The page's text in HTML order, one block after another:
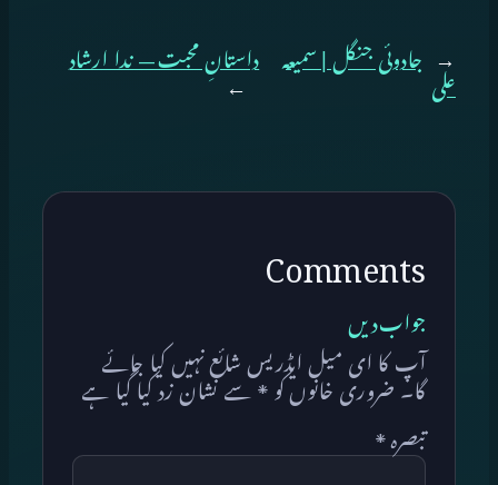
←
جادوئی جنگل | سمیعہ
علی
داستانِ محبت — ندا ارشاد
→
Comments
جواب دیں
آپ کا ای میل ایڈریس شائع نہیں کیا جائے
گا۔ ضروری خانوں کو* سے نشان زد کیا گیا ہے
تبصرہ*